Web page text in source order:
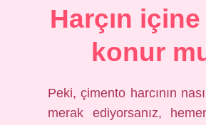
Harçın
konur
Peki, çimento harcının nasıl
merak ediyorsanız,